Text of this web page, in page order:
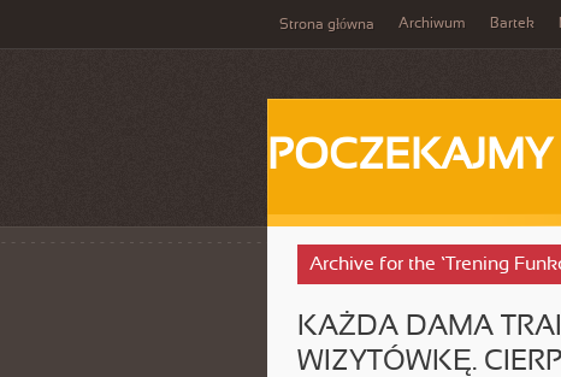
Strona główna Archiwum Bartek
POCZEKAJMY
Archive for the ‘Trening
KAŻDA DAMA
WIZYTÓWKĘ.